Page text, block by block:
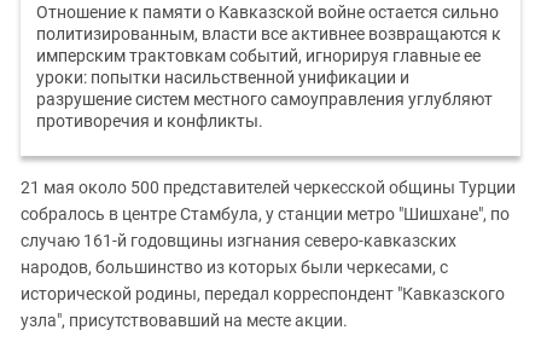
Отношение к памяти о Кавказской войне остается сильно
политизированным, власти все активнее возвращаются к
имперским трактовкам событий, игнорируя главные ее
уроки: попытки насильственной унификации и
разрушение систем местного самоуправления углубляют
противоречия и конфликты.
21 мая около 500 представителей черкесской общины Турции
собралось в центре Стамбула, у станции метро "Шишхане", по
случаю 161-й годовщины изгнания северо-кавказских
народов, большинство из которых были черкесами, с
исторической родины, передал корреспондент "Кавказского
узла", присутствовавший на месте акции.